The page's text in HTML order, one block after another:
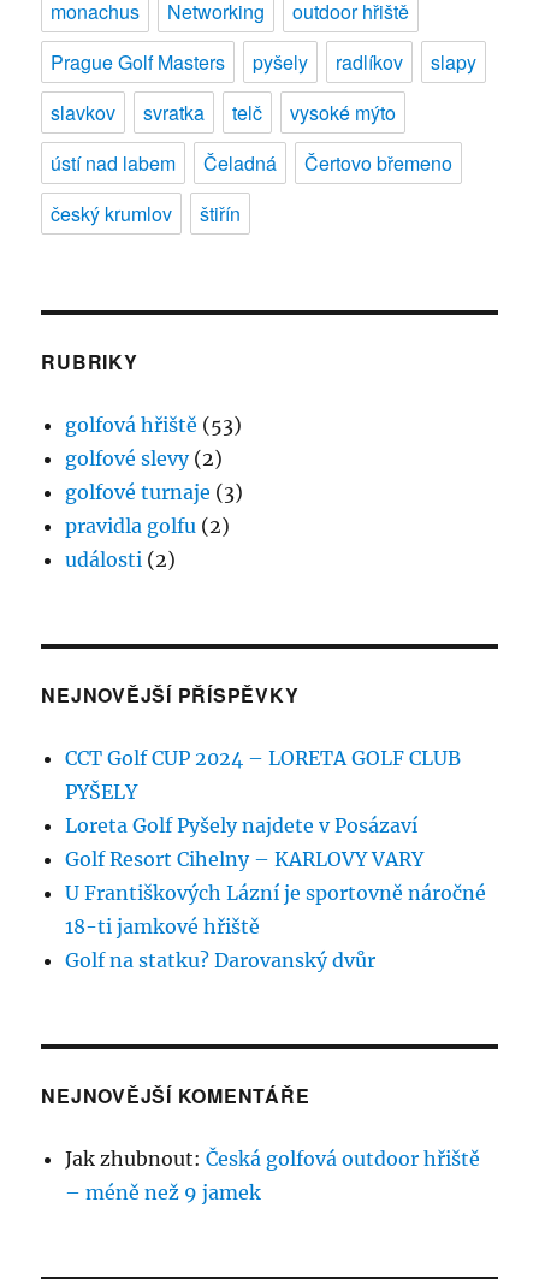
monachus
Networking
outdoor hřiště
Prague Golf Masters
pyšely radlíkov
slapy
slavkov
svratka telč
vysoké mýto
ústí nad labem
Čeladná
Čertovo břemeno
český krumlov
štiřín
RUBRIKY
golfová hřiště (53)
golfové slevy(2)
golfové turnaje (3)
pravidla golfu (2)
události (2)
NEJNOVĚJŠÍ PŘÍSPĚVKY
CCT Golf CUP 2024 – LORETA GOLF CLUB
PYŠELY
Loreta Golf Pyšely najdete v Posázaví
Golf Resort Cihelny – KARLOVY VARY
U Františkových Lázní je sportovně náročné
18-ti jamkové hřiště
Golf na statku? Darovanský dvůr
NEJNOVĚJŠÍ KOMENTÁŘE
Jak zhubnout:Česká golfová outdoor hřiště
– méně než 9 jamek